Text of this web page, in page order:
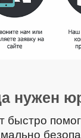
нужен
быстро